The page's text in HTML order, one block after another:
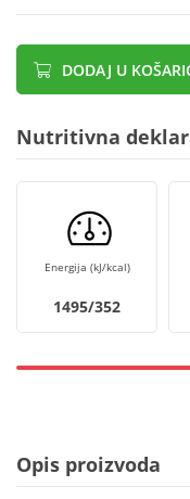
DODAJ U
Nutritivna
Energija (kJ/kcal)
1495/352
Opis proizvoda